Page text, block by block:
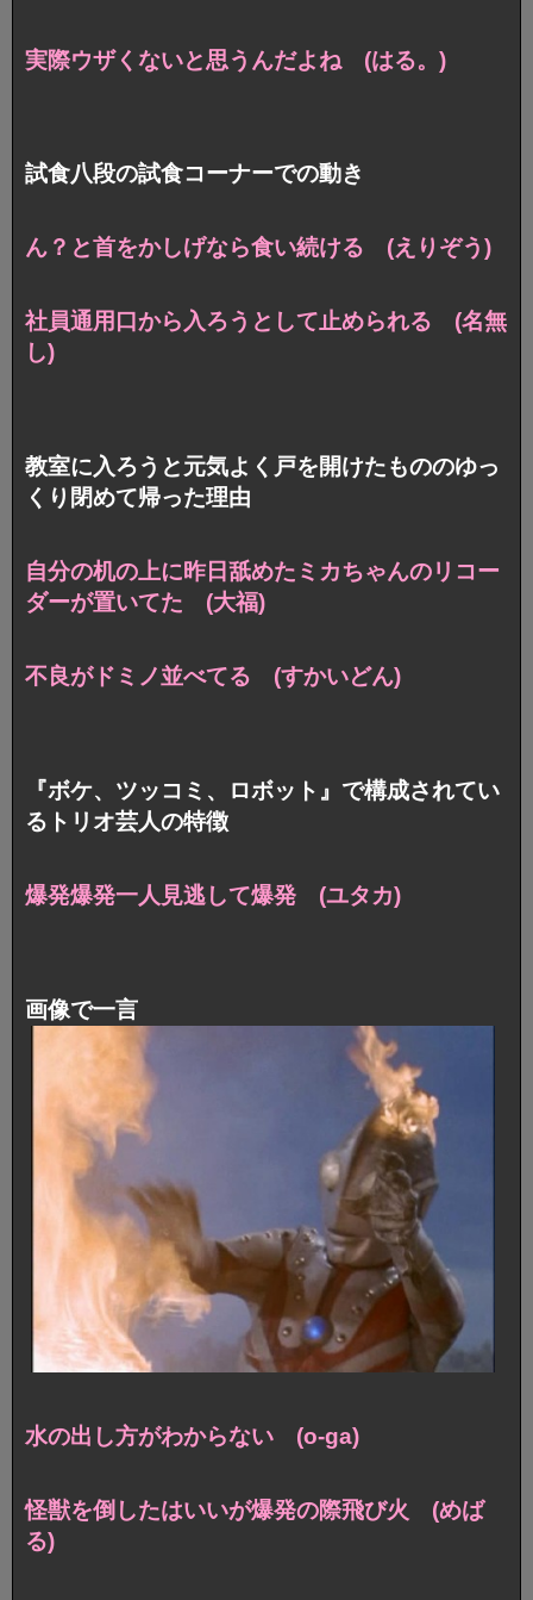
実際ウザくないと思うんだよね (はる。)
試食八段の試食コーナーでの動き
ん？と首をかしげなら食い続ける (えりぞう)
社員通用口から入ろうとして止められる (名無
し)
教室に入ろうと元気よく戸を開けたもののゆっ
くり閉めて帰った理由
自分の机の上に昨日舐めたミカちゃんのリコー
ダーが置いてた (大福)
不良がドミノ並べてる (すかいどん)
『ボケ、ツッコミ、ロボット』で構成されてい
るトリオ芸人の特徴
爆発爆発一人見逃して爆発 (ユタカ)
画像で一言
水の出し方がわからない (o-ga)
怪獣を倒したはいいが爆発の際飛び火 (めば
る)